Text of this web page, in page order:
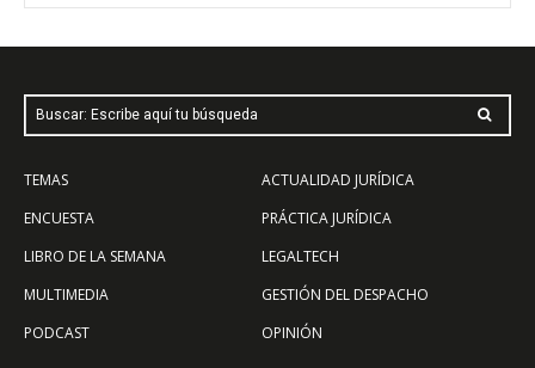
Buscar: Escribe aquí tu búsqueda
TEMAS
ENCUESTA
LIBRO DE LA SEMANA
MULTIMEDIA
PODCAST
ACTUALIDAD JURÍDICA
PRÁCTICA JURÍDICA
LEGALTECH
GESTIÓN DEL DESPACHO
OPINIÓN